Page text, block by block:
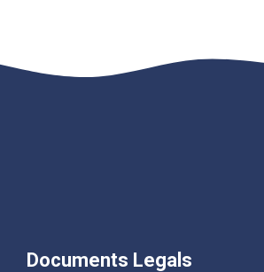
Documents Legals